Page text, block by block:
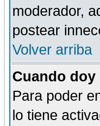
moderador,
postear
Volver arriba
Cuando
Para poder
lo tiene